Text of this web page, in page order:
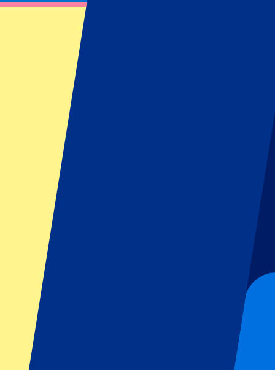
West Ham United vs Newcastle United
2 novembre 2025 à 14:00
London, Royaume-Uni
West Ham United vs Newcastle United
2 novembre 2025 à 14:00 • London, Royaume-Uni
Date confirmée
Restrictions de l'organisateur de l'événement : Pas de supporters
Cet événement est terminé
Restrictions de l'organisateur de l'événement : Pas de supporters
Cet événement est terminé